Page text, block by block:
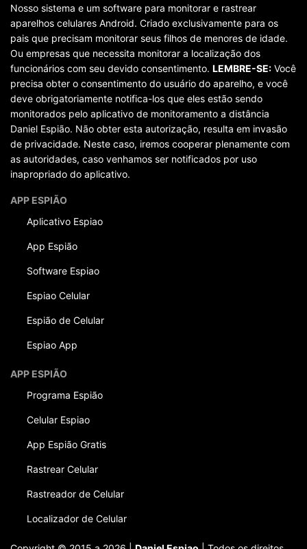
Nosso sistema e um software para monitorar e rastrear
aparelhos celulares Android. Criado exclusivamente para os
pais que precisam monitorar seus filhos de menores de idade.
Ou empresas que necessita monitorar a localização dos
funcionários com seu devido consentimento. LEMBRE-SE: Você
precisa obter o consentimento do usuário do aparelho, e você
deve obrigatoriamente notifica-los que eles estão sendo
monitorados pelo aplicativo de monitoramento a distância
Daniel Espião. Não obter esta autorização, resulta em invasão
de privacidade. Neste caso, iremos cooperar plenamente com
as autoridades, caso venhamos ser notificados por uso
inapropriado do aplicativo.
APP ESPIÃO
Aplicativo Espiao
App Espião
Software Espiao
Espiao Celular
Espião de Celular
Espiao App
APP ESPIÃO
Programa Espião
Celular Espiao
App Espião Gratis
Rastrear Celular
Rastreador de Celular
Localizador de Celular